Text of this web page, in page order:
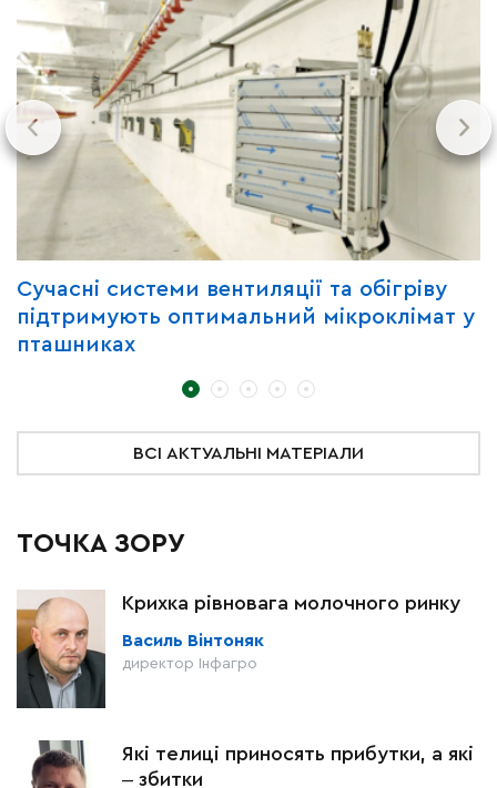
Сучасні системи вентиляції та обігріву
підтримують оптимальний мікроклімат у
пташниках
ВСІ АКТУАЛЬНІ МАТЕРІАЛИ
ТОЧКА ЗОРУ
Крихка рівновага молочного ринку
Василь Вінтоняк
директор Інфагро
Які телиці приносять прибутки, а які
‒ збитки